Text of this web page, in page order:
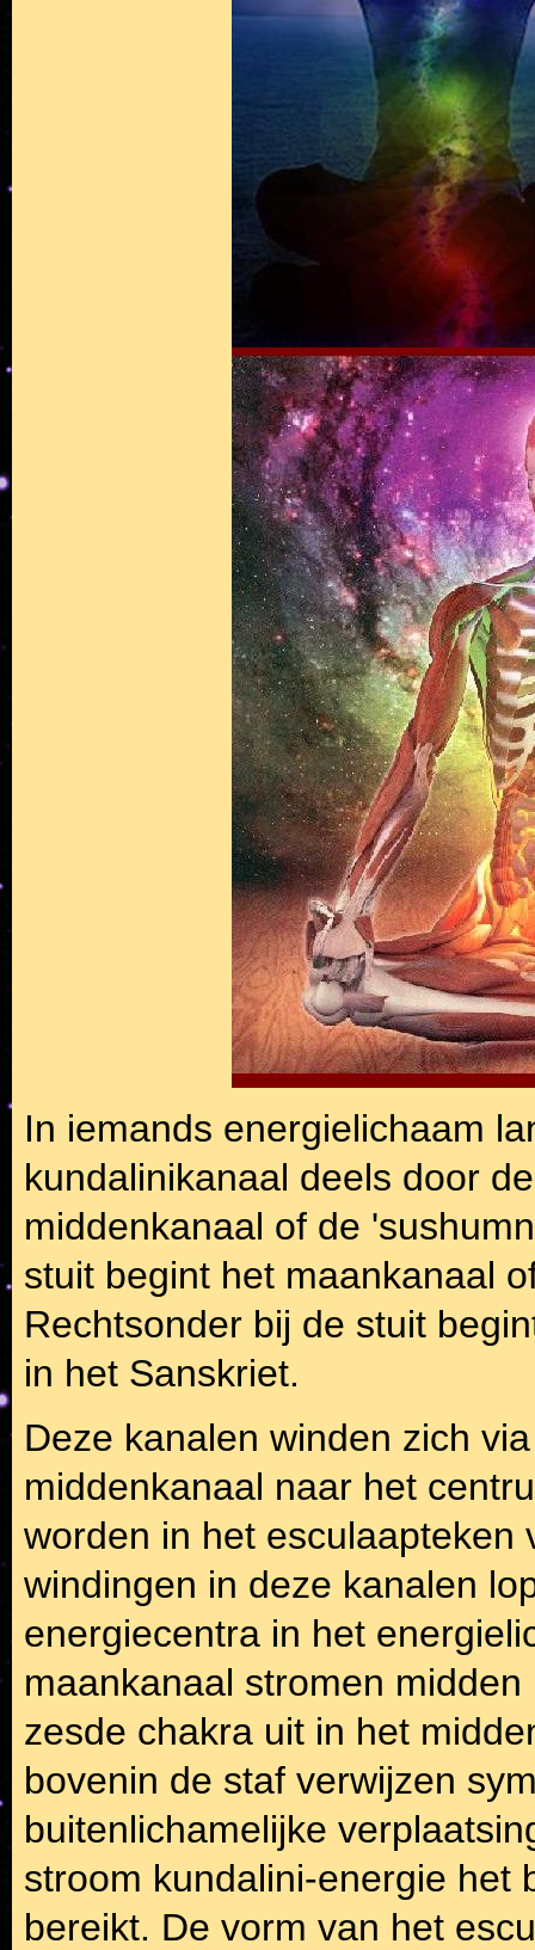
In iemands energielichaam
kundalinikanaal deels door
middenkanaal of de
stuit begint het maankanaal
Rechtsonder bij de stuit
in het Sanskriet.
Deze kanalen winden zich
middenkanaal naar het
worden in het esculaapteken
windingen in deze kanalen
energiecentra in het
maankanaal stromen
zesde chakra uit in het
bovenin de staf verwijzen
buitenlichamelijke
stroom kundalini-energie het
bereikt. De vorm van het